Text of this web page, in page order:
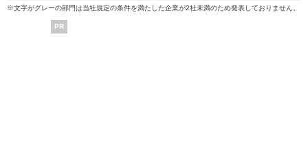
※文字がグレーの部門は当社規定の条件を満たした企業が2社未満のため発表しておりません。
PR